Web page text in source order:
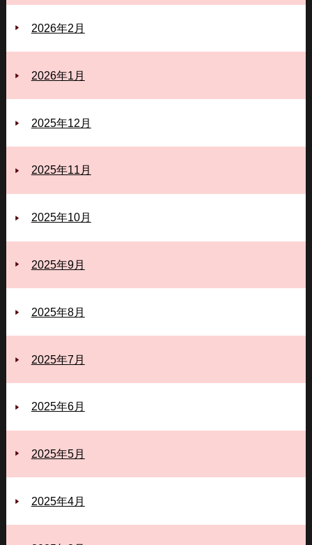
2026年2月
2026年1月
2025年12月
2025年11月
2025年10月
2025年9月
2025年8月
2025年7月
2025年6月
2025年5月
2025年4月